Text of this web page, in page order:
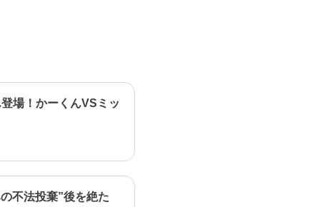
場！かーくんVSミッ
不法投棄”後を絶た